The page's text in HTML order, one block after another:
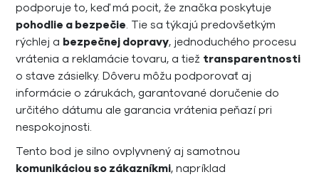
podporuje to, keď má pocit, že značka poskytuje
pohodlie a bezpečie. Tie sa týkajú predovšetkým
rýchlej a bezpečnej dopravy, jednoduchého procesu
vrátenia a reklamácie tovaru, a tiež transparentnosti
o stave zásielky. Dôveru môžu podporovať aj
informácie o zárukách, garantované doručenie do
určitého dátumu ale garancia vrátenia peňazí pri
nespokojnosti.
Tento bod je silno ovplyvnený aj samotnou
komunikáciou so zákazníkmi, napríklad